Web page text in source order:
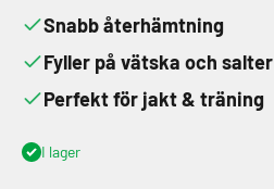
Snabb återhämtning
Fyller på vätska och salter
Perfekt för jakt & träning
I lager